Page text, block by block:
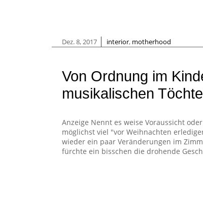
Dez. 8, 2017 | interior, motherhood
Von Ordnung im
musikalischen
Anzeige Nennt es weise Voraussicht
möglichst viel "vor Weihnachten
wieder ein paar Veränderungen im
fürchte ein bisschen die drohende